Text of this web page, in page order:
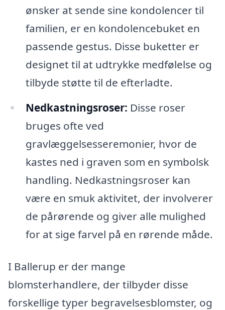
ønsker at sende sine kondolencer til
familien, er en kondolencebuket en
passende gestus. Disse buketter er
designet til at udtrykke medfølelse og
tilbyde støtte til de efterladte.
Nedkastningsroser: Disse roser
bruges ofte ved
gravlæggelsesseremonier, hvor de
kastes ned i graven som en symbolsk
handling. Nedkastningsroser kan
være en smuk aktivitet, der involverer
de pårørende og giver alle mulighed
for at sige farvel på en rørende måde.
I Ballerup er der mange
blomsterhandlere, der tilbyder disse
forskellige typer begravelsesblomster, og